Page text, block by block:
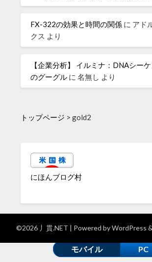
FX-322の効果と時間の関係 に アド
クス より
【企業分析】 イルミナ：DNAシー
のグーグル に名無し より
トップページ >gold2
にほんブログ村
©2026 丿貫.NET | Powered byWordPress &
モバイル PC